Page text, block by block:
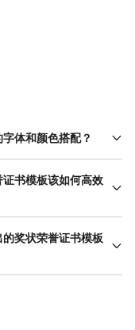
体和颜色搭配？
。正文部分推荐使用
，这类字体笔画有粗
题则可选用更富艺术
必浅淡，如米白、浅
辨。装饰性元素（如
书模板该如何高效
见需求。高效的方法
首先，你需要设计好一
奖项明细、日期等）
奖状荣誉证书模板
的原则可以有效提升成